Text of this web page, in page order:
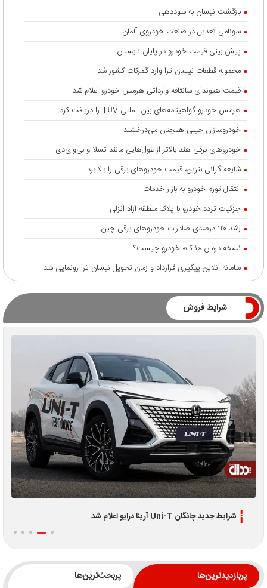
بازگشت نیسان به سوددهی
سونامی تعدیل در صنعت خودروی آلمان
پیش بینی قیمت خودرو در پایان تابستان
محموله قطعات نیسان ترا وارد گمرکات کشور شد
قیمت هیوندای سانتافه وارداتی هرمس خودرو اعلام شد
هرمس خودرو گواهینامه‌های بین المللی TÜV را دریافت کرد
خودروسازان چینی همچنان می‌درخشند
خودروهای برقی هند بالاتر از غول‌هایی مانند تسلا و بی‌وای‌دی
شایعه گرانی بنزین، قیمت خودروهای برقی را بالا برد
انتقال تورم خودرو به بازار خدمات
جزئیات تردد خودرو با پلاک منطقه آزاد انزلی
رشد ۱۲۰ درصدی صادرات خودروهای برقی چین
نسخه درمان «ناک» خودرو چیست؟
سامانه آنلاین پیگیری قرارداد‌ و زمان تحویل نیسان ترا رونمایی شد
شرایط فروش
شرایط جدید چانگان Uni-T آرینا درایو اعلام شد
پربازدیدترین‌ها پربحث‌ترین‌ها